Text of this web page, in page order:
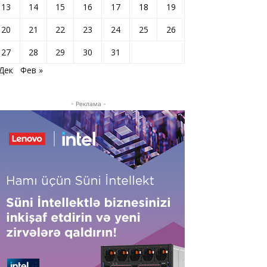
13 14 15 16 17 18
19
20
21 22 23 24 25
26
27
28 29 30
31
Фев »
- Реклама -